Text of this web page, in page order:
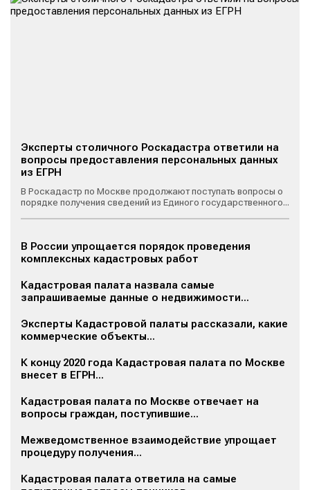
Эксперты столичного Роскадастра ответили на
вопросы предоставления персональных данных
из ЕГРН
В Роскадастр по Москве продолжают поступать вопросы о
порядке получения сведений из Единого государственного...
В России упрощается порядок проведения
комплексных кадастровых работ
Кадастровая палата назвала самые
запрашиваемые данные о недвижимости...
Эксперты Кадастровой палаты рассказали, какие
коммерческие объекты...
К концу 2020 года Кадастровая палата по Москве
внесет в ЕГРН...
Кадастровая палата по Москве отвечает на
вопросы граждан, поступившие...
Межведомственное взаимодействие упрощает
процедуру получения...
Кадастровая палата ответила на самые